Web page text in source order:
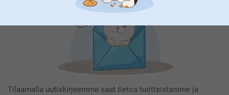
Tilaamalla uutiskirjeemme saat tietoa tuotteistamme ja